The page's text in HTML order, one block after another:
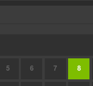
5 6 7 8